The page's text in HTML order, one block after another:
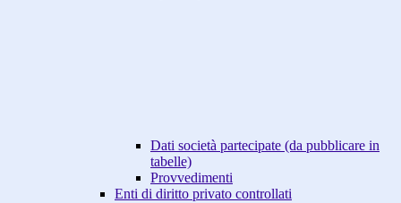
Dati società partecipate (da pubblicare in
tabelle)
Provvedimenti
Enti di diritto privato controllati